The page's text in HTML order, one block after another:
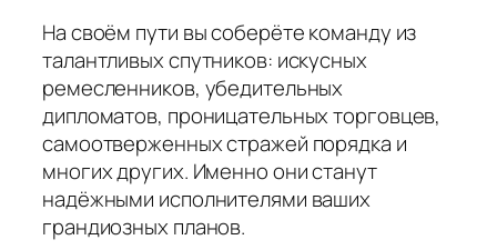
На своём пути вы соберёте команду из
талантливых спутников: искусных
ремесленников, убедительных
дипломатов, проницательных торговцев,
самоотверженных стражей порядка и
многих других. Именно они станут
надёжными исполнителями ваших
грандиозных планов.